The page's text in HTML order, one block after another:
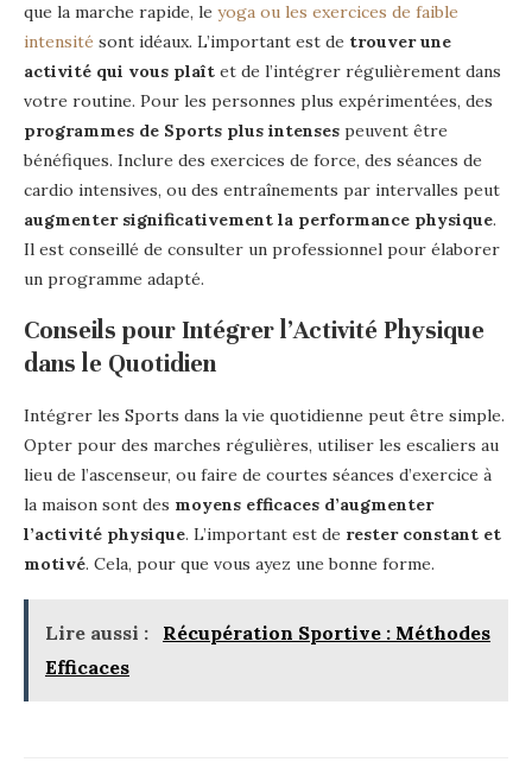
que la marche rapide, le yoga ou les exercices de faible
intensité sont idéaux. L’important est de trouver une
activité qui vous plaît et de l’intégrer régulièrement dans
votre routine. Pour les personnes plus expérimentées, des
programmes de Sports plus intenses peuvent être
bénéfiques. Inclure des exercices de force, des séances de
cardio intensives, ou des entraînements par intervalles peut
augmenter significativement la performance physique.
Il est conseillé de consulter un professionnel pour élaborer
un programme adapté.
Conseils pour Intégrer l’Activité Physique
dans le Quotidien
Intégrer les Sports dans la vie quotidienne peut être simple.
Opter pour des marches régulières, utiliser les escaliers au
lieu de l’ascenseur, ou faire de courtes séances d’exercice à
la maison sont des moyens efficaces d’augmenter
l’activité physique. L’important est de rester constant et
motivé. Cela, pour que vous ayez une bonne forme.
Lire aussi :
Récupération Sportive : Méthodes
Efficaces